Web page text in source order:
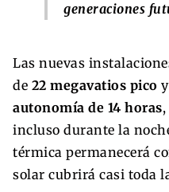
generaciones
Las nuevas
de 22 megavatios pico
autonomía de 14 horas
incluso durante la
térmica permanecerá
solar cubrirá casi toda